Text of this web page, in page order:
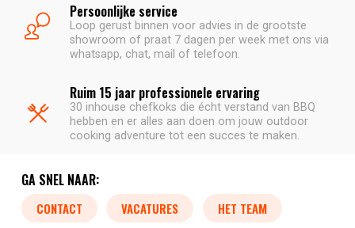
Persoonlijke service
Loop gerust binnen voor advies in de grootste
showroom of praat 7 dagen per week met ons via
whatsapp, chat, mail of telefoon.
Ruim 15 jaar professionele ervaring
30 inhouse chefkoks die écht verstand van BBQ
hebben en er alles aan doen om jouw outdoor
cooking adventure tot een succes te maken.
GA SNEL NAAR:
CONTACT VACATURES HET TEAM